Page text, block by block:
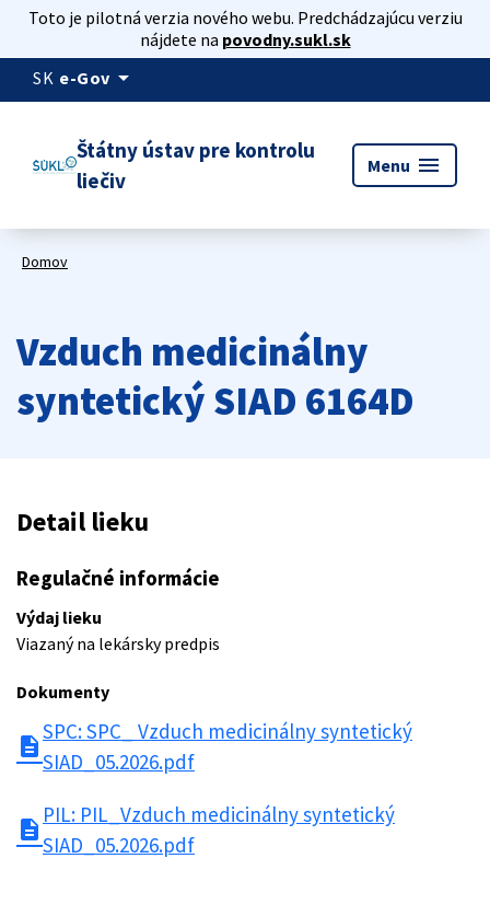
Toto je pilotná verzia nového webu. Predchádzajúcu verziu
nájdete na povodny.sukl.sk
SK e-Gov arrow_drop_down
Štátny ústav pre kontrolu
liečiv
Menu menu
Domov
Vzduch medicinálny
syntetický SIAD 6164D
Detail lieku
Regulačné informácie
Výdaj lieku
Viazaný na lekársky predpis
Dokumenty
description
SPC: SPC_ Vzduch medicinálny syntetický
SIAD_05.2026.pdf
description
PIL: PIL_Vzduch medicinálny syntetický
SIAD_05.2026.pdf